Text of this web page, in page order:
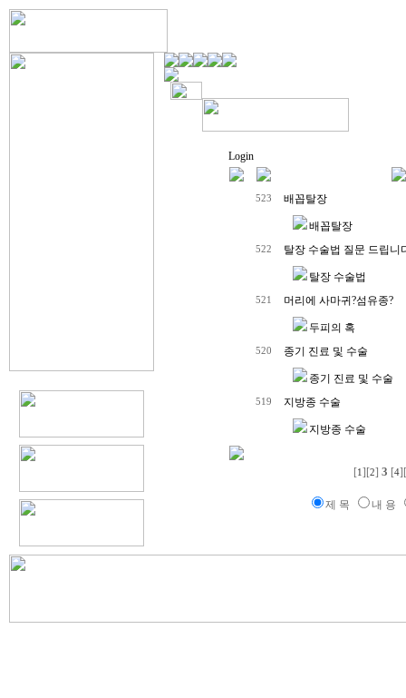
Login
523 배꼽탈장
배꼽탈장
522 탈장 수술법 질문 드립니
탈장 수술법
521 머리에 사마귀?섬유종?
두피의 혹
520 종기 진료 및 수술
종기 진료 및 수술
519 지방종 수술
지방종 수술
[1 ][2]3 [4
제 목 내 용